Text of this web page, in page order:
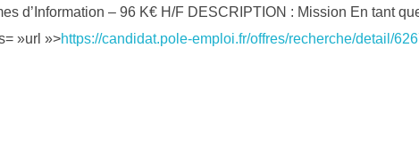
d’Information – 96 K€ H/F DESCRIPTION : Mission En tant
»url »>https://candidat.pole-emploi.fr/offres/recherche/detail/